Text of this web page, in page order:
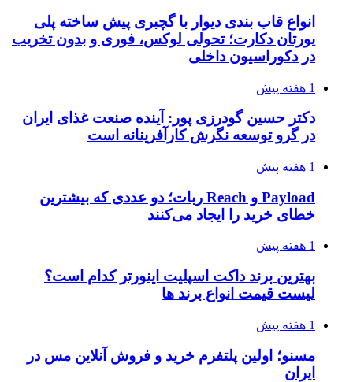
انواع قاب بندی دیوار با گچبری پیش ساخته پلی
یورتان دکارت؛ تحولی لوکس، فوری و بدون تخریب
در دکوراسیون داخلی
1 هفته پیش
دکتر حسین گودرزی پور: آینده صنعت غذای ایران
در گرو توسعه نگرش کارآفرینانه است
1 هفته پیش
Payload و Reach ربات؛ دو عددی که بیشترین
خطای خرید را ایجاد می‌کنند
1 هفته پیش
بهترین برند داکت اسپلیت اینورتر کدام است؟
لیست قیمت انواع برند ها
1 هفته پیش
مسنو؛ اولین پلتفرم خرید و فروش آنلاین مس در
ایران